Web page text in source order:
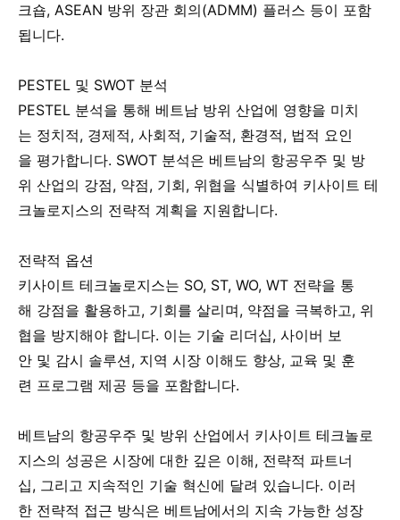
크숍, ASEAN 방위 장관 회의(ADMM) 플러스 등이 포함
됩니다.
PESTEL 및 SWOT 분석
PESTEL 분석을 통해 베트남 방위 산업에 영향을 미치
는 정치적, 경제적, 사회적, 기술적, 환경적, 법적 요인
을 평가합니다. SWOT 분석은 베트남의 항공우주 및 방
위 산업의 강점, 약점, 기회, 위협을 식별하여 키사이트 테
크놀로지스의 전략적 계획을 지원합니다.
전략적 옵션
키사이트 테크놀로지스는 SO, ST, WO, WT 전략을 통
해 강점을 활용하고, 기회를 살리며, 약점을 극복하고, 위
협을 방지해야 합니다. 이는 기술 리더십, 사이버 보
안 및 감시 솔루션, 지역 시장 이해도 향상, 교육 및 훈
련 프로그램 제공 등을 포함합니다.
베트남의 항공우주 및 방위 산업에서 키사이트 테크놀로
지스의 성공은 시장에 대한 깊은 이해, 전략적 파트너
십, 그리고 지속적인 기술 혁신에 달려 있습니다. 이러
한 전략적 접근 방식은 베트남에서의 지속 가능한 성장